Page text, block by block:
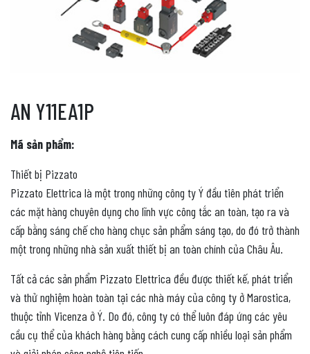
AN Y11EA1P
Mã sản phẩm:
Thiết bị Pizzato
Pizzato Elettrica là một trong những công ty Ý đầu tiên phát triển
các mặt hàng chuyên dụng cho lĩnh vực công tắc an toàn, tạo ra và
cấp bằng sáng chế cho hàng chục sản phẩm sáng tạo, do đó trở thành
một trong những nhà sản xuất thiết bị an toàn chính của Châu Âu.
Tất cả các sản phẩm Pizzato Elettrica đều được thiết kế, phát triển
và thử nghiệm hoàn toàn tại các nhà máy của công ty ở Marostica,
thuộc tỉnh Vicenza ở Ý. Do đó, công ty có thể luôn đáp ứng các yêu
cầu cụ thể của khách hàng bằng cách cung cấp nhiều loại sản phẩm